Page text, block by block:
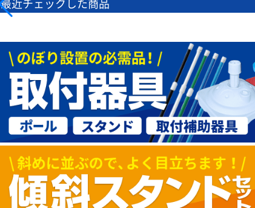
最近チェックした商品